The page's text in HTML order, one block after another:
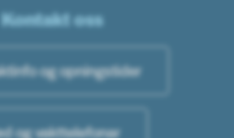
Kontakt oss
og opningstider
og vakttelefonar